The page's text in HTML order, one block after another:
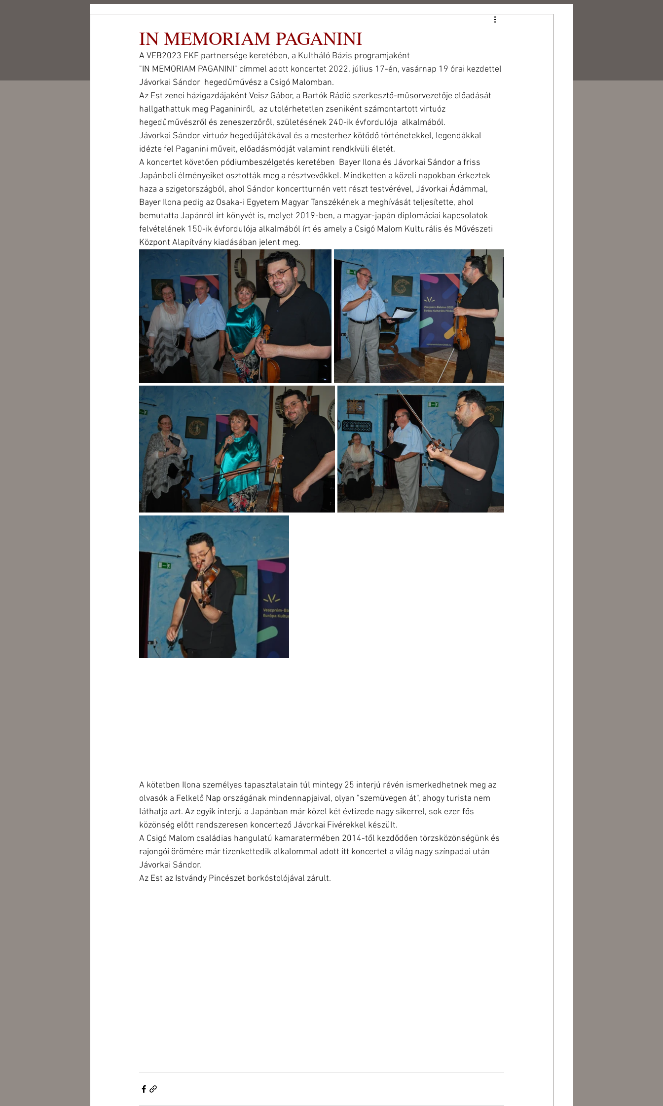
Csigó Malom
Kulturális és Művészeti
Központ Alapítvány
CSIGÓ MALOM CSIGÓ ART FEST 2026 SAJTÓ STÍLUS GALÉRIA ARCHÍVUM PARTNEREINK
IN MEMORIAM PAGANINI
A VEB2023 EKF partnersége keretében, a Kultháló Bázis programjaként
"IN MEMORIAM PAGANINI" címmel adott koncertet 2022. július 17-én, vasárnap 19 órai kezdettel
Jávorkai Sándor  hegedűművész a Csigó Malomban.
Az Est zenei házigazdájaként Veisz Gábor, a Bartók Rádió szerkesztő-műsorvezetője előadását
hallgathattuk meg Paganiniről,  az utolérhetetlen zseniként számontartott virtuóz
hegedűművészről és zeneszerzőről, születésének 240-ik évfordulója  alkalmából.
Jávorkai Sándor virtuóz hegedűjátékával és a mesterhez kötődő történetekkel, legendákkal
idézte fel Paganini műveit, előadásmódját valamint rendkívüli életét.
A koncertet követően pódiumbeszélgetés keretében  Bayer Ilona és Jávorkai Sándor a friss
Japánbeli élményeiket osztották meg a résztvevőkkel. Mindketten a közeli napokban érkeztek
haza a szigetországból, ahol Sándor koncertturnén vett részt testvérével, Jávorkai Ádámmal,
Bayer Ilona pedig az Osaka-i Egyetem Magyar Tanszékének a meghívását teljesítette, ahol
bemutatta Japánról írt könyvét is, melyet 2019-ben, a magyar-japán diplomáciai kapcsolatok
felvételének 150-ik évfordulója alkalmából írt és amely a Csigó Malom Kulturális és Művészeti
Központ Alapítvány kiadásában jelent meg.
A kötetben Ilona személyes tapasztalatain túl mintegy 25 interjú révén ismerkedhetnek meg az
olvasók a Felkelő Nap országának mindennapjaival, olyan "szemüvegen át", ahogy turista nem
láthatja azt. Az egyik interjú a Japánban már közel két évtizede nagy sikerrel, sok ezer fős
közönség előtt rendszeresen koncertező Jávorkai Fivérekkel készült.
A Csigó Malom családias hangulatú kamaratermében 2014-től kezdődően törzsközönségünk és
rajongói örömére már tizenkettedik alkalommal adott itt koncertet a világ nagy színpadai után
Jávorkai Sándor.
Az Est az Istvándy Pincészet borkóstolójával zárult.